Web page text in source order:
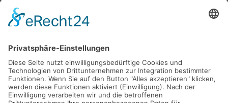
Links
Datenschutzerklärung